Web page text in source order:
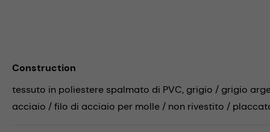
Construction
tessuto in poliestere spalmato di PVC, grigio / grigio
acciaio / filo di acciaio per molle / non rivestito /